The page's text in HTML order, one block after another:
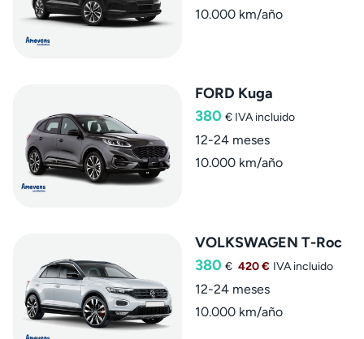
10.000 km/año
FORD Kuga
380 € IVA incluido
12-24 meses
10.000 km/año
VOLKSWAGEN T-Roc
380 € 420 € IVA incluido
12-24 meses
10.000 km/año